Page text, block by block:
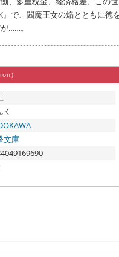
』で、閻魔王女の焔とともに
……。
く
文庫